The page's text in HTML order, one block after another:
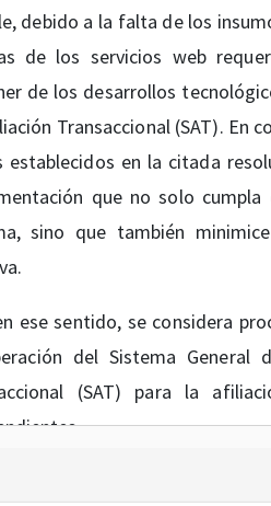
debido a la falta de los
de los servicios web
de los desarrollos
Transaccional (SAT). En
establecidos en la citada
que no solo
sino que también
ese sentido, se considera
del Sistema General
(SAT) para la